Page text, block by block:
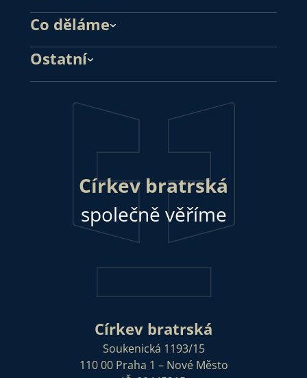
Co děláme
Ostatní
Církev bratrská
společně věříme
Církev bratrská
Soukenická 1193/15
110 00 Praha 1 – Nové Město